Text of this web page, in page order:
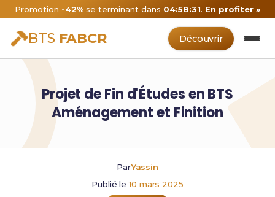
Promotion -42% se terminant dans 04:58:31. En profiter »
BTS FABCR Découvrir
Projet de Fin d'Études en BTS
Aménagement et Finition
ParYassin
Publié le10 mars 2025